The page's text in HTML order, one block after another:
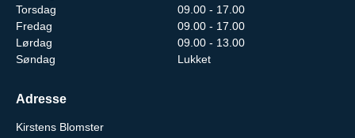
Torsdag
09.00 - 17.00
Fredag
09.00 - 17.00
Lørdag
09.00 - 13.00
Søndag
Lukket
Adresse
Kirstens Blomster